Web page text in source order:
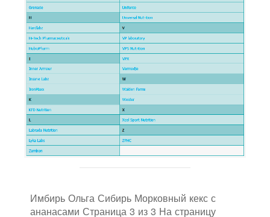
Имбирь Ольга Сибирь Морковный кекс с
ананасами Страница 3 из 3 На страницу